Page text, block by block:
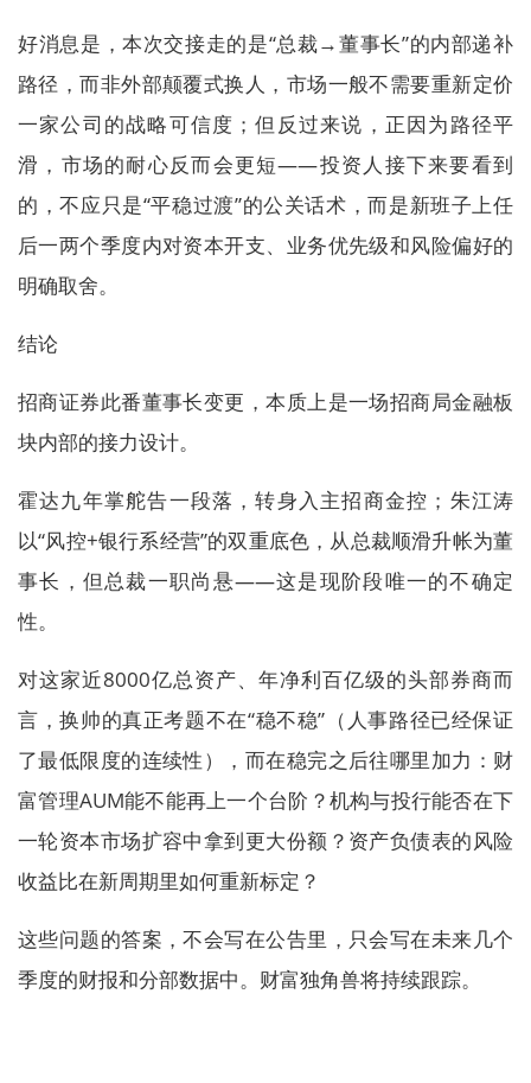
好消息是，本次交接走的是“总裁→董事长”的内部递补
路径，而非外部颠覆式换人，市场一般不需要重新定价
一家公司的战略可信度；但反过来说，正因为路径平
滑，市场的耐心反而会更短——投资人接下来要看到
的，不应只是“平稳过渡”的公关话术，而是新班子上任
后一两个季度内对资本开支、业务优先级和风险偏好的
明确取舍。
结论
招商证券此番董事长变更，本质上是一场招商局金融板
块内部的接力设计。
霍达九年掌舵告一段落，转身入主招商金控；朱江涛
以“风控+银行系经营”的双重底色，从总裁顺滑升帐为董
事长，但总裁一职尚悬——这是现阶段唯一的不确定
性。
对这家近8000亿总资产、年净利百亿级的头部券商而
言，换帅的真正考题不在“稳不稳”（人事路径已经保证
了最低限度的连续性），而在稳完之后往哪里加力：财
富管理AUM能不能再上一个台阶？机构与投行能否在下
一轮资本市场扩容中拿到更大份额？资产负债表的风险
收益比在新周期里如何重新标定？
这些问题的答案，不会写在公告里，只会写在未来几个
季度的财报和分部数据中。财富独角兽将持续跟踪。